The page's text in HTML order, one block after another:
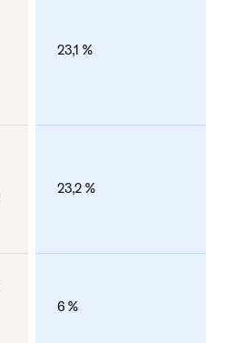
23,1 %
23,2 %
6 %